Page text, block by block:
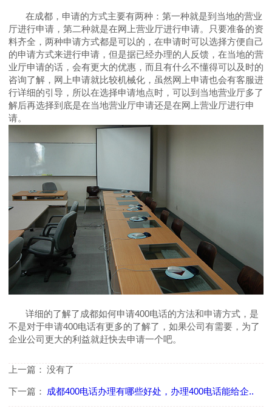
在成都，申请的方式主要有两种：第一种就是到当地的营业
厅进行申请，第二种就是在网上营业厅进行申请。只要准备的资
料齐全，两种申请方式都是可以的，在申请时可以选择方便自己
的申请方式来进行申请，但是据已经办理的人反馈，在当地的营
业厅申请的话，会有更大的优惠，而且有什么不懂得可以及时的
咨询了解，网上申请就比较机械化，虽然网上申请也会有客服进
行详细的引导，所以在选择申请地点时，可以到当地营业厅多了
解后再选择到底是在当地营业厅申请还是在网上营业厅进行申
请。
详细的了解了成都如何申请400电话的方法和申请方式，是
不是对于申请400电话有更多的了解了，如果公司有需要，为了
企业公司更大的利益就赶快去申请一个吧。
上一篇： 没有了
下一篇： 成都400电话办理有哪些好处，办理400电话能给企..